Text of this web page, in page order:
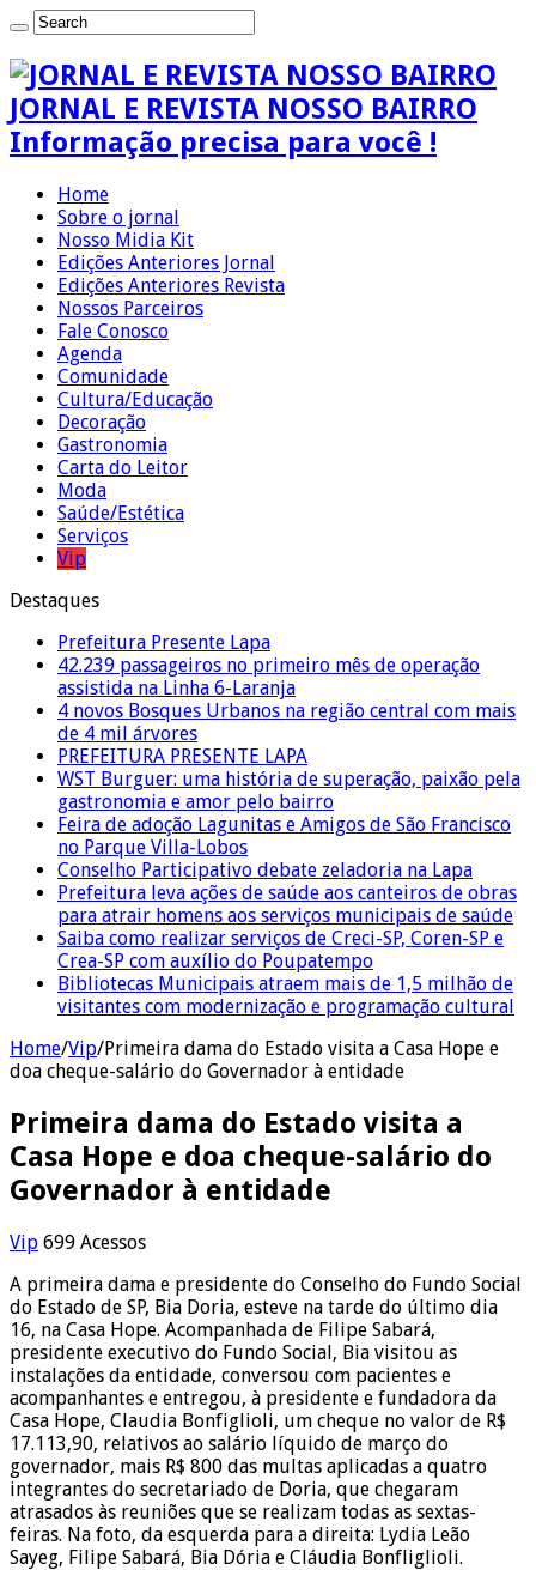
JORNAL E REVISTA NOSSO BAIRRO
Informação precisa para você !
Home
Sobre o jornal
Nosso Midia Kit
Edições Anteriores Jornal
Edições Anteriores Revista
Nossos Parceiros
Fale Conosco
Agenda
Comunidade
Cultura/Educação
Decoração
Gastronomia
Carta do Leitor
Moda
Saúde/Estética
Serviços
Vip
Destaques
Prefeitura Presente Lapa
42.239 passageiros no primeiro mês de operação
assistida na Linha 6-Laranja
4 novos Bosques Urbanos na região central com mais
de 4 mil árvores
PREFEITURA PRESENTE LAPA
WST Burguer: uma história de superação, paixão pela
gastronomia e amor pelo bairro
Feira de adoção Lagunitas e Amigos de São Francisco
no Parque Villa-Lobos
Conselho Participativo debate zeladoria na Lapa
Prefeitura leva ações de saúde aos canteiros de obras
para atrair homens aos serviços municipais de saúde
Saiba como realizar serviços de Creci-SP, Coren-SP e
Crea-SP com auxílio do Poupatempo
Bibliotecas Municipais atraem mais de 1,5 milhão de
visitantes com modernização e programação cultural
Home/Vip/Primeira dama do Estado visita a Casa Hope e
doa cheque-salário do Governador à entidade
Primeira dama do Estado visita a
Casa Hope e doa cheque-salário do
Governador à entidade
Vip 699 Acessos
A primeira dama e presidente do Conselho do Fundo Social
do Estado de SP, Bia Doria, esteve na tarde do último dia
16, na Casa Hope. Acompanhada de Filipe Sabará,
presidente executivo do Fundo Social, Bia visitou as
instalações da entidade, conversou com pacientes e
acompanhantes e entregou, à presidente e fundadora da
Casa Hope, Claudia Bonfiglioli, um cheque no valor de R$
17.113,90, relativos ao salário líquido de março do
governador, mais R$ 800 das multas aplicadas a quatro
integrantes do secretariado de Doria, que chegaram
atrasados às reuniões que se realizam todas as sextas-
feiras. Na foto, da esquerda para a direita: Lydia Leão
Sayeg, Filipe Sabará, Bia Dória e Cláudia Bonfliglioli.